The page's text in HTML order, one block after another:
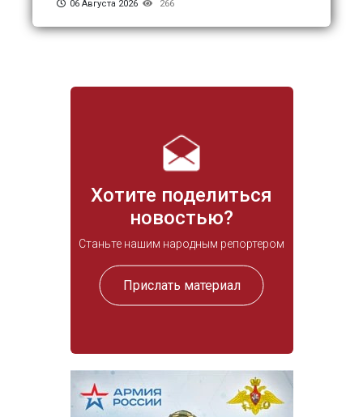
Хотите поделиться
новостью?
Станьте нашим народным репортером
Прислать материал
06 Августа 2026 266